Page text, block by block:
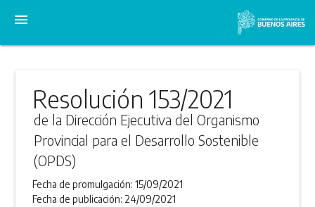
menu
Resolución 153/2021
de la Dirección Ejecutiva del Organismo
Provincial para el Desarrollo Sostenible
(OPDS)
Fecha de promulgación:15/09/2021
Fecha de publicación: 24/09/2021